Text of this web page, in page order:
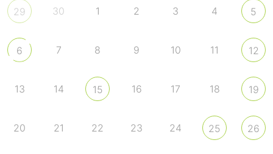
29 30 1 2 3 4 5
6 7 8 9 10 11 12
13 14 15 16 17 18 19
20 21 22 23 24 25 26